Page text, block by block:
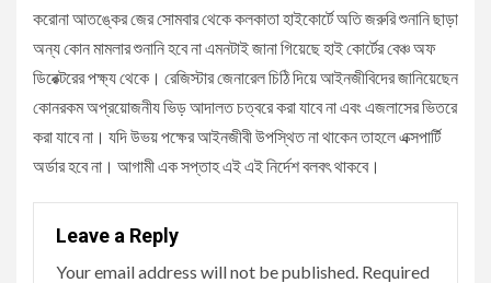
করোনা আতঙ্কের জের সোমবার থেকে কলকাতা হাইকোর্টে অতি জরুরি শুনানি ছাড়া
অন্য কোন মামলার শুনানি হবে না এমনটাই জানা গিয়েছে হাই কোর্টের বেঞ্চ অফ
ডিরেক্টরের পক্ষ্য থেকে। রেজিস্টার জেনারেল চিঠি দিয়ে আইনজীবিদের জানিয়েছেন
কোনরকম অপ্রয়োজনীয ভিড় আদালত চত্বরে করা যাবে না এবং এজলাসের ভিতরে
করা যাবে না। যদি উভয় পক্ষের আইনজীবী উপস্থিত না থাকেন তাহলে এক্সপার্টি
অর্ডার হবে না। আগামী এক সপ্তাহ এই এই নির্দেশ বলবৎ থাকবে।
Leave a Reply
Your email address will not be published. Required